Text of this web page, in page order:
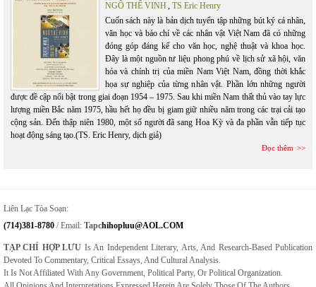
NGÔ THẾ VINH, TS Eric Henry
Cuốn sách này là bản dịch tuyển tập những bút ký cá nhân,
văn học và báo chí về các nhân vật Việt Nam đã có những
đóng góp đáng kể cho văn học, nghệ thuật và khoa học.
Đây là một nguồn tư liệu phong phú về lịch sử xã hội, văn
hóa và chính trị của miền Nam Việt Nam, đồng thời khắc
họa sự nghiệp của từng nhân vật. Phần lớn những người
được đề cập nổi bật trong giai đoạn 1954 – 1975. Sau khi miền Nam thất thủ vào tay lực
lượng miền Bắc năm 1975, hầu hết họ đều bị giam giữ nhiều năm trong các trại cải tạo
cộng sản. Đến thập niên 1980, một số người đã sang Hoa Kỳ và đa phần vẫn tiếp tục
hoạt động sáng tạo.(TS. Eric Henry, dịch giả)
Đọc thêm
Liên Lạc Tòa Soạn:
(714)381-8780 / Email: TapcHihopluu@AOL.COM
TẠP CHÍ HỢP LƯU Is An Independent Literary, Arts, And Research-Based Publication
Devoted To Commentary, Critical Essays, And Cultural Analysis.
It Is Not Affiliated With Any Government, Political Party, Or Political Organization.